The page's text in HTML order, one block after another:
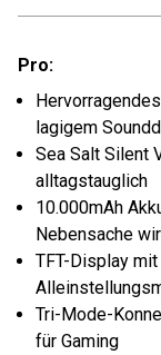
Pro:
lagigem
Sea Salt Silent
alltagstauglich
10.000mAh
Nebensache
TFT-Display
Tri-Mode-
für Gaming